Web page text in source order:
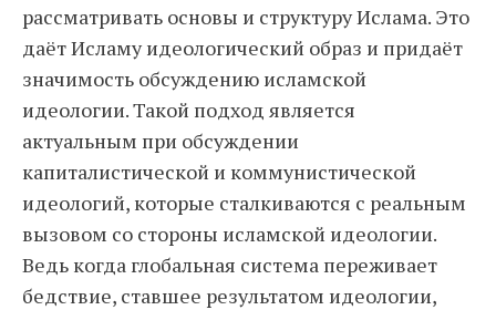
рассматривать основы и структуру Ислама. Это
даёт Исламу идеологический образ и придаёт
значимость обсуждению исламской
идеологии. Такой подход является
актуальным при обсуждении
капиталистической и коммунистической
идеологий, которые сталкиваются с реальным
вызовом со стороны исламской идеологии.
Ведь когда глобальная система переживает
бедствие, ставшее результатом идеологии,